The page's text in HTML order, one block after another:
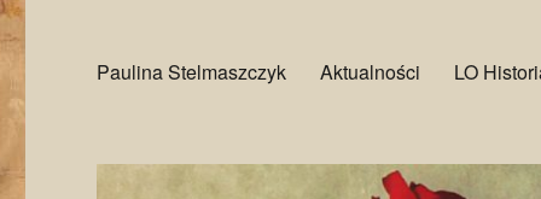
Paulina Stelmaszczyk Aktualności LO